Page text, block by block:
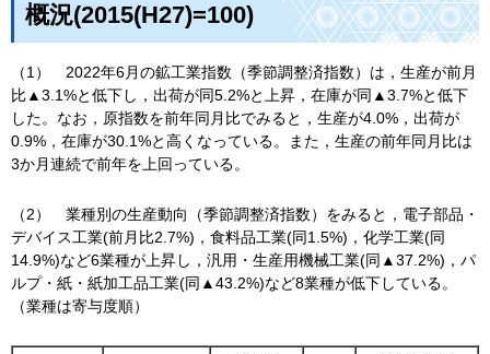
概況(2015(H27)=100)
（1） 2022年6月の鉱工業指数（季節調整済指数）は，生産が前月
比▲3.1%と低下し，出荷が同5.2%と上昇，在庫が同▲3.7%と低下
した。なお，原指数を前年同月比でみると，生産が4.0%，出荷が
0.9%，在庫が30.1%と高くなっている。また，生産の前年同月比は
3か月連続で前年を上回っている。
（2） 業種別の生産動向（季節調整済指数）をみると，電子部品・
デバイス工業(前月比2.7%)，食料品工業(同1.5%)，化学工業(同
14.9%)など6業種が上昇し，汎用・生産用機械工業(同▲37.2%)，パ
ルプ・紙・紙加工品工業(同▲43.2%)など8業種が低下している。
（業種は寄与度順）